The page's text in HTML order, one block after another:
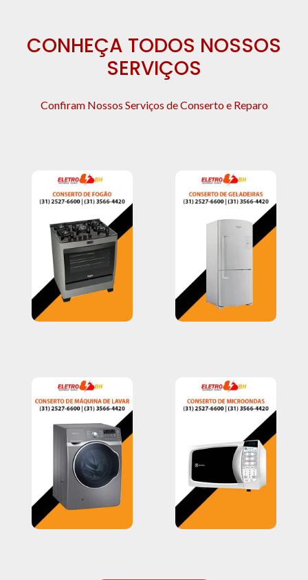
CONHEÇA TODOS NOSSOS
SERVIÇOS
Confiram Nossos Serviços de Conserto e Reparo